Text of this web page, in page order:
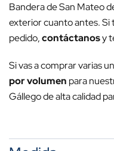
Bandera de San Mateo
exterior cuanto antes. Si
pedido,contáctanosy
Si vas a comprar varias
por volumen para
Gállego de alta calidad